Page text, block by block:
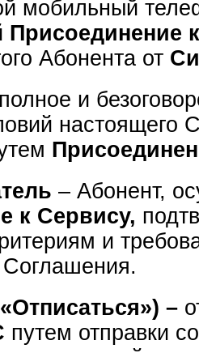
мобильный
Присоединение
Абонента от
и
настоящего
– Абонент,
к Сервису,
и
–
путем отправки